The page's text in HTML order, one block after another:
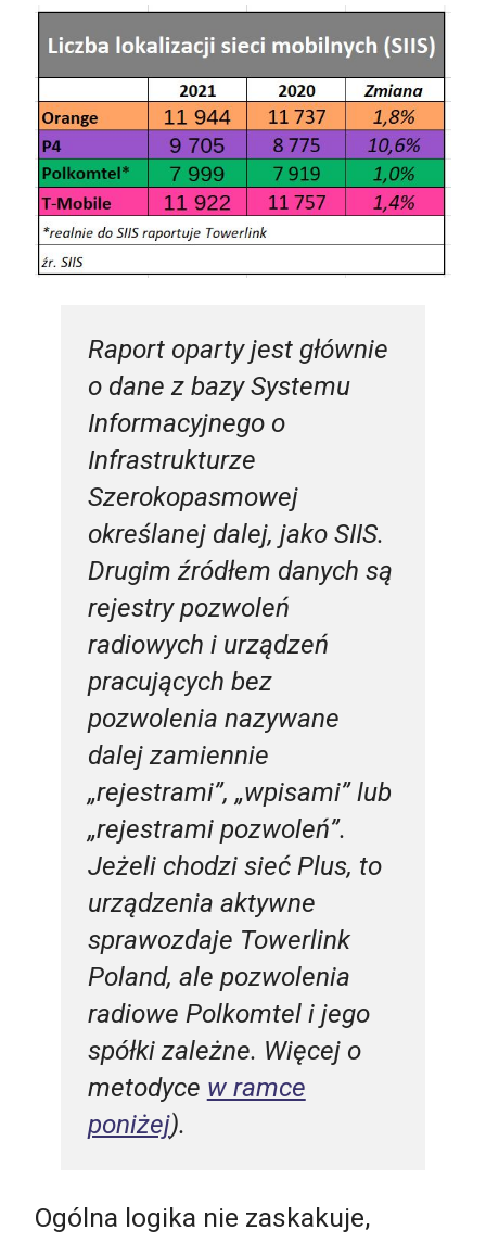
Raport oparty jest głównie
o dane z bazy Systemu
Informacyjnego o
Infrastrukturze
Szerokopasmowej
określanej dalej, jako SIIS.
Drugim źródłem danych są
rejestry pozwoleń
radiowych i urządzeń
pracujących bez
pozwolenia nazywane
dalej zamiennie
„rejestrami”, „wpisami” lub
„rejestrami pozwoleń”.
Jeżeli chodzi sieć Plus, to
urządzenia aktywne
sprawozdaje Towerlink
Poland, ale pozwolenia
radiowe Polkomtel i jego
spółki zależne. Więcej o
metodyce w ramce
poniżej).
Ogólna logika nie zaskakuje,